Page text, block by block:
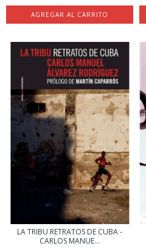
LA TRIBU RETRATOS DE CUBA -
CARLOS MANUE...